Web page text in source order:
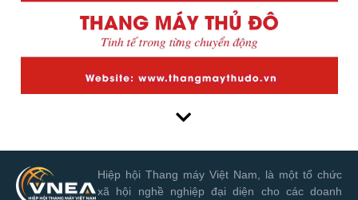
Hiệp hội Thang máy Việt Nam, là một tổ chức
xã hội nghề nghiệp đại diện cho các doanh